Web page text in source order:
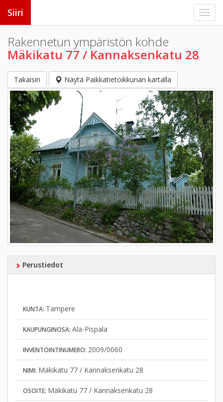
Siiri
Rakennetun ympäristön kohde
Mäkikatu 77 / Kannaksenkatu 28
Takaisin Näytä Paikkatietoikkunan kartalla
Perustiedot
KUNTA: Tampere
KAUPUNGINOSA: Ala-Pispala
INVENTOINTINUMERO: 2009/0060
NIMI: Mäkikatu 77 / Kannaksenkatu 28
OSOITE: Mäkikatu 77 / Kannaksenkatu 28